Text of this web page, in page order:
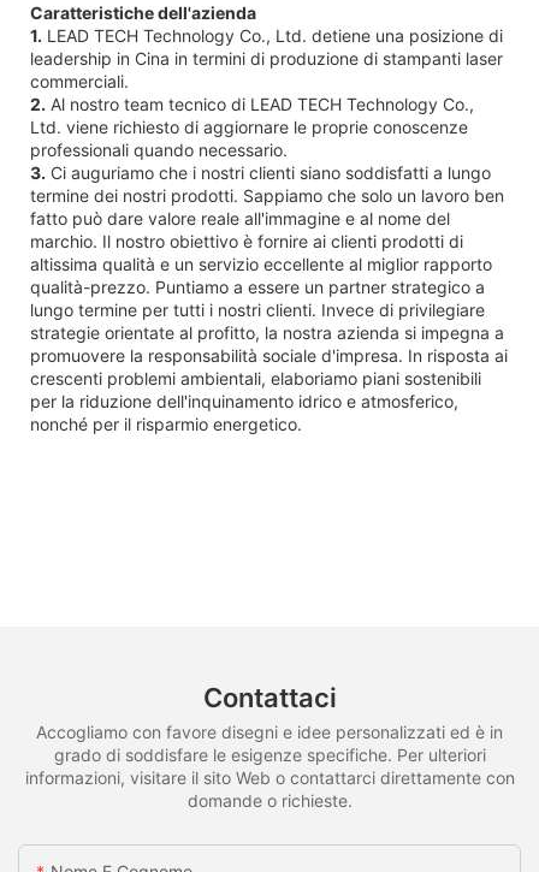
Caratteristiche dell'azienda
1. LEAD TECH Technology Co., Ltd. detiene una posizione di
leadership in Cina in termini di produzione di stampanti laser
commerciali.
2. Al nostro team tecnico di LEAD TECH Technology Co.,
Ltd. viene richiesto di aggiornare le proprie conoscenze
professionali quando necessario.
3. Ci auguriamo che i nostri clienti siano soddisfatti a lungo
termine dei nostri prodotti. Sappiamo che solo un lavoro ben
fatto può dare valore reale all'immagine e al nome del
marchio. Il nostro obiettivo è fornire ai clienti prodotti di
altissima qualità e un servizio eccellente al miglior rapporto
qualità-prezzo. Puntiamo a essere un partner strategico a
lungo termine per tutti i nostri clienti. Invece di privilegiare
strategie orientate al profitto, la nostra azienda si impegna a
promuovere la responsabilità sociale d'impresa. In risposta ai
crescenti problemi ambientali, elaboriamo piani sostenibili
per la riduzione dell'inquinamento idrico e atmosferico,
nonché per il risparmio energetico.
Contattaci
Accogliamo con favore disegni e idee personalizzati ed è in
grado di soddisfare le esigenze specifiche. Per ulteriori
informazioni, visitare il sito Web o contattarci direttamente con
domande o richieste.